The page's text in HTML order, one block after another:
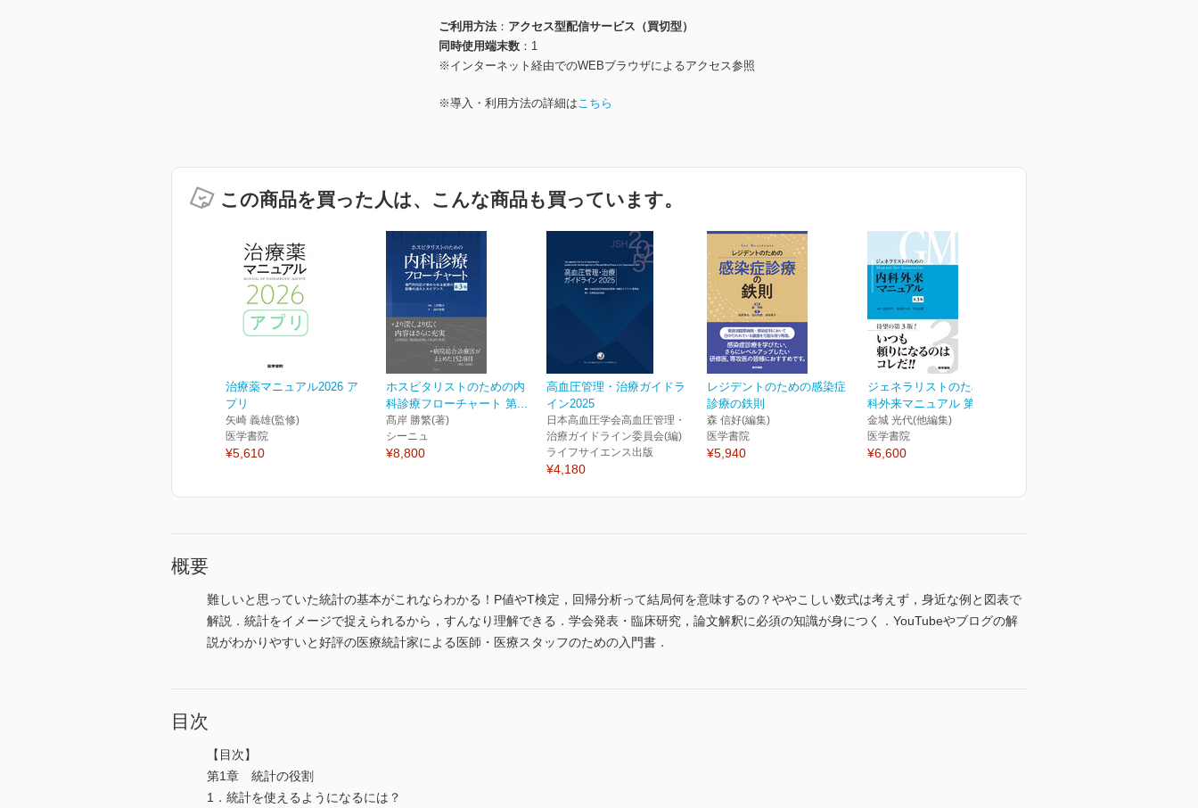
ご利用方法
アクセス型配信サービス（買切型）
同時使用端末数
1
※インターネット経由でのWEBブラウザによるアクセス参照
※導入・利用方法の詳細はこちら
この商品を買った人は、こんな商品も買っています。
治療薬マニュアル2026 ア
プリ
矢崎 義雄(監修)
医学書院
¥5,610
ホスピタリストのための内
科診療フローチャート 第...
髙岸 勝繁(著)
シーニュ
¥8,800
高血圧管理・治療ガイドラ
イン2025
日本高血圧学会高血圧管理・
治療ガイドライン委員会(編)
ライフサイエンス出版
¥4,180
レジデントのための感染症
診療の鉄則
森 信好(編集)
医学書院
¥5,940
ジェネラリストのための内
科外来マニュアル 第3版
金城 光代(他編集)
医学書院
¥6,600
概要
難しいと思っていた統計の基本がこれならわかる！P値やT検定，回帰分析って結局何を意味するの？ややこしい数式は考えず，身近な例と図表で
解説．統計をイメージで捉えられるから，すんなり理解できる．学会発表・臨床研究，論文解釈に必須の知識が身につく．YouTubeやブログの解
説がわかりやすいと好評の医療統計家による医師・医療スタッフのための入門書．
目次
【目次】
第1章 統計の役割
1．統計を使えるようになるには？